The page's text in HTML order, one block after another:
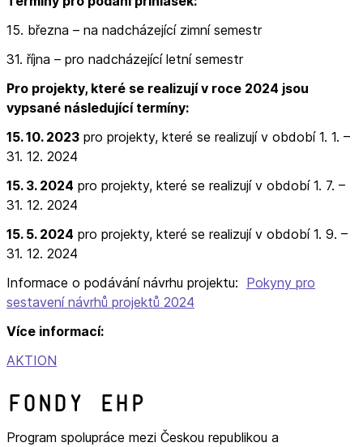
15. března – na nadcházející zimní semestr
31. října – pro nadcházející letní semestr
Pro projekty, které se realizují v roce 2024 jsou
vypsané následující termíny:
15. 10. 2023 pro projekty, které se realizují v období 1. 1. –
31. 12. 2024
15. 3. 2024 pro projekty, které se realizují v období 1. 7. –
31. 12. 2024
15. 5. 2024 pro projekty, které se realizují v období 1. 9. –
31. 12. 2024
Informace o podávání návrhu projektu: Pokyny pro
sestavení návrhů projektů 2024
Více informací:
AKTION
Fondy EHP
Program spolupráce mezi Českou republikou a